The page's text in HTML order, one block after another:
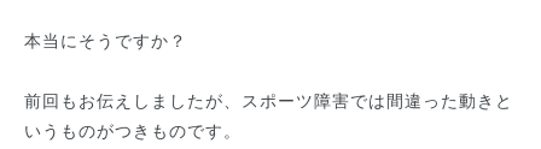
本当にそうですか？
前回もお伝えしましたが、スポーツ障害では間違った動きと
いうものがつきものです。